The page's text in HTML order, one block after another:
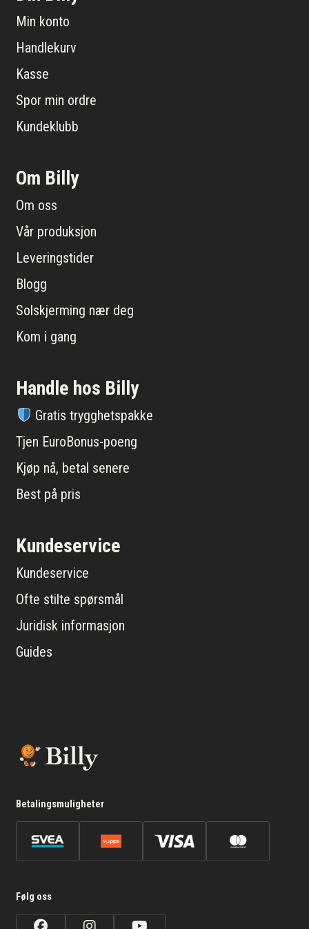
Min konto
Handlekurv
Kasse
Spor min ordre
Kundeklubb
Om Billy
Om oss
Vår produksjon
Leveringstider
Blogg
Solskjerming nær deg
Kom i gang
Handle hos Billy
Gratis trygghetspakke
Tjen EuroBonus-poeng
Kjøp nå, betal senere
Best på pris
Kundeservice
Kundeservice
Ofte stilte spørsmål
Juridisk informasjon
Guides
Betalingsmuligheter
Følg oss